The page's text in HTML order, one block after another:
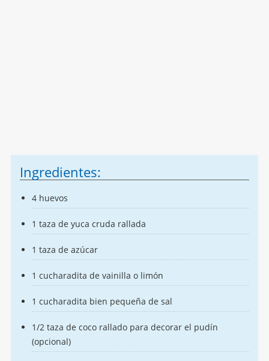
Ingredientes:
4 huevos
1 taza de yuca cruda rallada
1 taza de azúcar
1 cucharadita de vainilla o limón
1 cucharadita bien pequeña de sal
1/2 taza de coco rallado para decorar el pudín
(opcional)